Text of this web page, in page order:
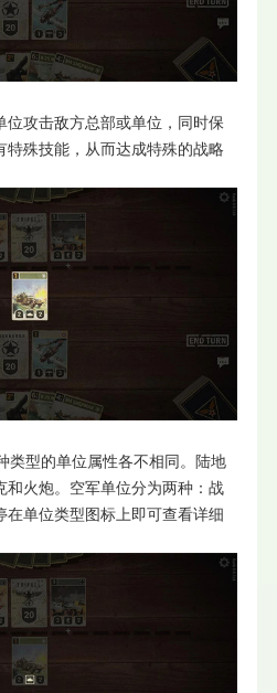
攻击敌方总部或单位，同时保
殊技能，从而达成特殊的战略
类型的单位属性各不相同。陆地
火炮。空军单位分为两种：战
单位类型图标上即可查看详细